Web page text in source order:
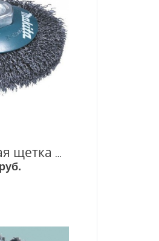
Проволочная щетка М14х100мм D-39827 D-39827